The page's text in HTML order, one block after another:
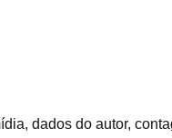
dados do autor,